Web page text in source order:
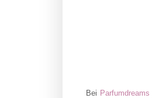
Bei Parfumdreams